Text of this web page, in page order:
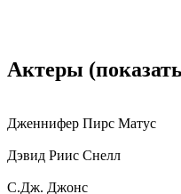
Актеры
Дженнифер Пирс Матус
Дэвид Риис Снелл
С.Дж. Джонс